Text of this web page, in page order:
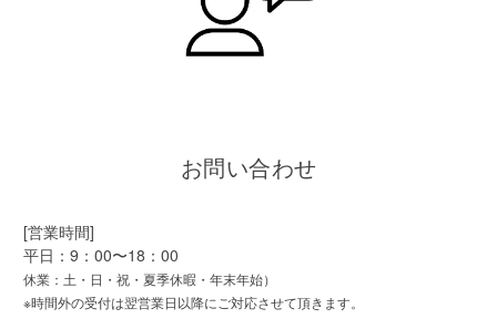
お問い合わせ
[営業時間]
平日：9：00〜18：00
休業：土・日・祝・夏季休暇・年末年始）
※時間外の受付は翌営業日以降にご対応させて頂きます。